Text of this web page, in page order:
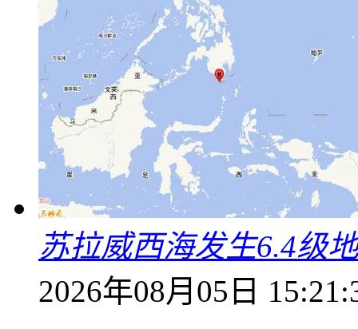
苏拉威西海发生6.4级
2026年08月05日